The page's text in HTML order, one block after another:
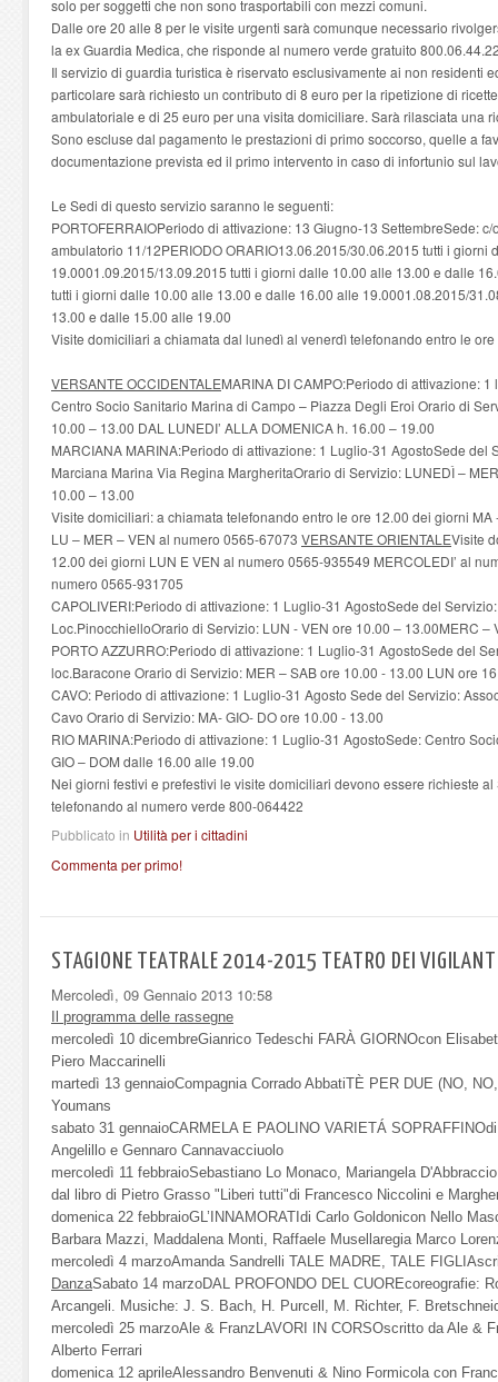
solo per soggetti che non sono trasportabili con mezzi comuni.
Dalle ore 20 alle 8 per le visite urgenti sarà comunque necessario
la ex Guardia Medica, che risponde al numero verde gratuito
Il servizio di guardia turistica è riservato esclusivamente ai non residenti
particolare sarà richiesto un contributo di 8 euro per la ripetizione di
ambulatoriale e di 25 euro per una visita domiciliare. Sarà rilasciata una
Sono escluse dal pagamento le prestazioni di primo soccorso, quelle a
documentazione prevista ed il primo intervento in caso di infortunio sul
Le Sedi di questo servizio saranno le seguenti:
PORTOFERRAIOPeriodo di attivazione: 13 Giugno-13 SettembreSede:
ambulatorio 11/12PERIODO ORARIO13.06.2015/30.06.2015 tutti i
19.0001.09.2015/13.09.2015 tutti i giorni dalle 10.00 alle 13.00 e dalle
tutti i giorni dalle 10.00 alle 13.00 e dalle 16.00 alle 19.0001.08.2015/
13.00 e dalle 15.00 alle 19.00
Visite domiciliari a chiamata dal lunedì al venerdì telefonando entro le
VERSANTE OCCIDENTALEMARINA DI CAMPO:Periodo di attivazione:
Centro Socio Sanitario Marina di Campo – Piazza Degli Eroi Orario di
10.00 – 13.00 DAL LUNEDI’ ALLA DOMENICA h. 16.00 – 19.00
MARCIANA MARINA:Periodo di attivazione: 1 Luglio-31 AgostoSede del
Marciana Marina Via Regina MargheritaOrario di Servizio: LUNEDÌ –
10.00 – 13.00
Visite domiciliari: a chiamata telefonando entro le ore 12.00 dei giorni
LU – MER – VEN al numero 0565-67073 VERSANTE ORIENTALEVisite
12.00 dei giorni LUN E VEN al numero 0565-935549 MERCOLEDI’ al
numero 0565-931705
CAPOLIVERI:Periodo di attivazione: 1 Luglio-31 AgostoSede del
Loc.PinocchielloOrario di Servizio: LUN - VEN ore 10.00 – 13.00MERC –
PORTO AZZURRO:Periodo di attivazione: 1 Luglio-31 AgostoSede del
loc.Baracone Orario di Servizio: MER – SAB ore 10.00 - 13.00 LUN ore
CAVO: Periodo di attivazione: 1 Luglio-31 Agosto Sede del Servizio:
Cavo Orario di Servizio: MA- GIO- DO ore 10.00 - 13.00
RIO MARINA:Periodo di attivazione: 1 Luglio-31 AgostoSede: Centro
GIO – DOM dalle 16.00 alle 19.00
Nei giorni festivi e prefestivi le visite domiciliari devono essere richieste
telefonando al numero verde 800-064422
Pubblicato in Utilità per i cittadini
Commenta per primo!
STAGIONE TEATRALE 2014-2015 TEATRO DEI
Mercoledì, 09 Gennaio 2013 10:58
Il programma delle rassegne
mercoledì 10 dicembreGianrico Tedeschi FARÀ GIORNOcon
Piero Maccarinelli
martedì 13 gennaioCompagnia Corrado AbbatiTÈ PER DUE (NO,
Youmans
sabato 31 gennaioCARMELA E PAOLINO VARIETÁ
Angelillo e Gennaro Cannavacciuolo
mercoledì 11 febbraioSebastiano Lo Monaco, Mariangela
dal libro di Pietro Grasso "Liberi tutti"di Francesco Niccolini e
domenica 22 febbraioGL’INNAMORATIdi Carlo Goldonicon Nello
Barbara Mazzi, Maddalena Monti, Raffaele Musellaregia Marco
mercoledì 4 marzoAmanda Sandrelli TALE MADRE, TALE
DanzaSabato 14 marzoDAL PROFONDO DEL CUOREcoreografie:
Arcangeli. Musiche: J. S. Bach, H. Purcell, M. Richter, F.
mercoledì 25 marzoAle & FranzLAVORI IN CORSOscritto da Ale &
Alberto Ferrari
domenica 12 aprileAlessandro Benvenuti & Nino Formicola con